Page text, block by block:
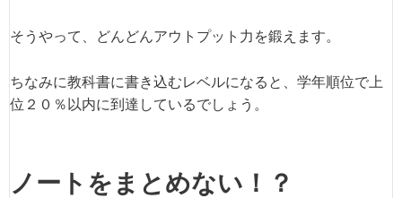
そうやって、どんどんアウトプット力を鍛えます。
ちなみに教科書に書き込むレベルになると、学年順位で上
位２０％以内に到達しているでしょう。
ノートをまとめない！？